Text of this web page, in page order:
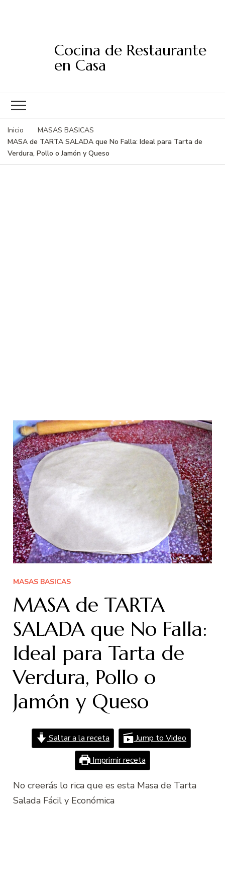
Cocina de Restaurante
en Casa
Inicio
MASAS BASICAS
MASA de TARTA SALADA que No Falla: Ideal para Tarta de
Verdura, Pollo o Jamón y Queso
MASAS BASICAS
MASA de TARTA
SALADA que No Falla:
Ideal para Tarta de
Verdura, Pollo o
Jamón y Queso
Saltar a la receta
Jump to Video
Imprimir receta
No creerás lo rica que es esta Masa de Tarta
Salada Fácil y Económica